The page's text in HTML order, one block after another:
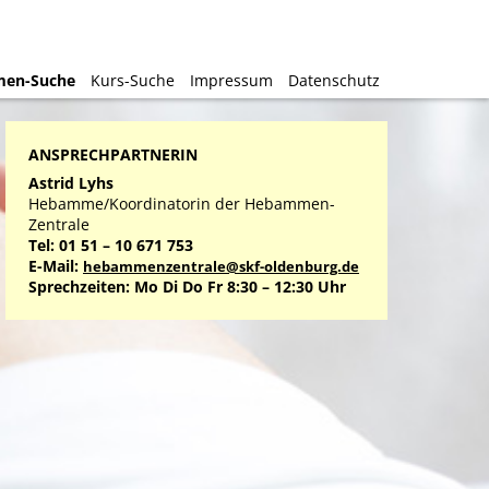
Suche Kurs-Suche Impressum Datenschutz
Suche Kurs-Suche Impressum Datenschutz
ANSPRECHPARTNERIN
Astrid Lyhs
Hebamme/Koordinatorin der Hebammen-
Zentrale
Tel: 01 51 – 10 671 753
E-Mail: hebammenzentrale@skf-oldenburg.de
Sprechzeiten: Mo Di Do Fr 8:30 – 12:30 Uhr